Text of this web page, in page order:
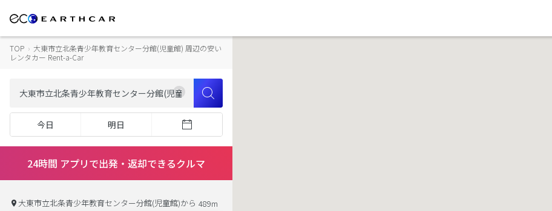
TOP › 大東市立北条青少年教育センター分館(児童館) 周辺の安い
レンタカー Rent-a-Car
今日 明日
24時間 アプリで出発・返却できるクルマ
大東市立北条青少年教育センター分館(児童館)から 489m